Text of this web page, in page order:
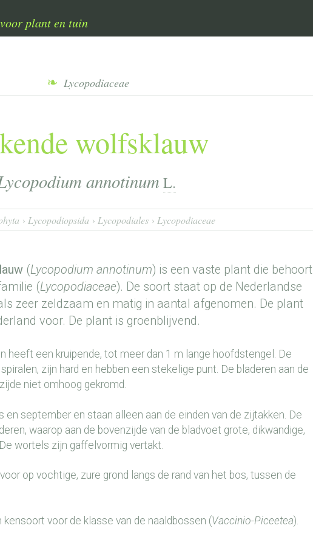
plant en tuin
Lycopodiaceae
wolfsklauw
annotinum L.
Lycopodiopsida Lycopodiales Lycopodiaceae
(Lycopodium annotinum) is een vaste plant die behoort
(Lycopodiaceae). De soort staat op de Nederlandse
zeer zeldzaam en matig in aantal afgenomen. De plant
voor. De plant is groenblijvend.
heeft een kruipende, tot meer dan 1 m lange hoofdstengel. De
zijn hard en hebben een stekelige punt. De bladeren aan de
niet omhoog gekromd.
en september en staan alleen aan de einden van de zijtakken. De
waarop aan de bovenzijde van de bladvoet grote, dikwandige,
wortels zijn gaffelvormig vertakt.
op vochtige, zure grond langs de rand van het bos, tussen de
voor de klasse van de naaldbossen (Vaccinio-Piceetea).